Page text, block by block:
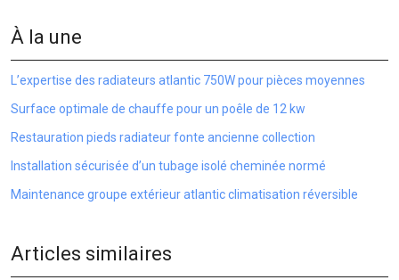
À la une
L’expertise des radiateurs atlantic 750W pour pièces moyennes
Surface optimale de chauffe pour un poêle de 12 kw
Restauration pieds radiateur fonte ancienne collection
Installation sécurisée d’un tubage isolé cheminée normé
Maintenance groupe extérieur atlantic climatisation réversible
Articles similaires